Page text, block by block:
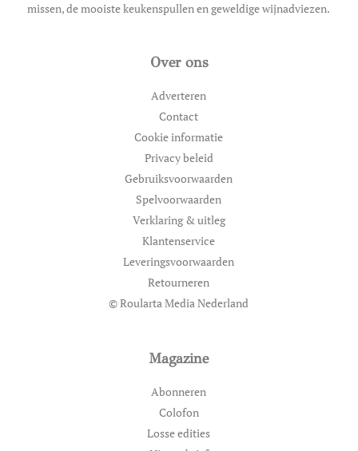
missen, de mooiste keukenspullen en geweldige wijnadviezen.
Over ons
Adverteren
Contact
Cookie informatie
Privacy beleid
Gebruiksvoorwaarden
Spelvoorwaarden
Verklaring & uitleg
Klantenservice
Leveringsvoorwaarden
Retourneren
© Roularta Media Nederland
Magazine
Abonneren
Colofon
Losse edities